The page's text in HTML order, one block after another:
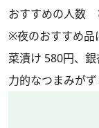
おすすめの人数
※夜のおすすめ品
菜漬け 580円、
力的なつまみが